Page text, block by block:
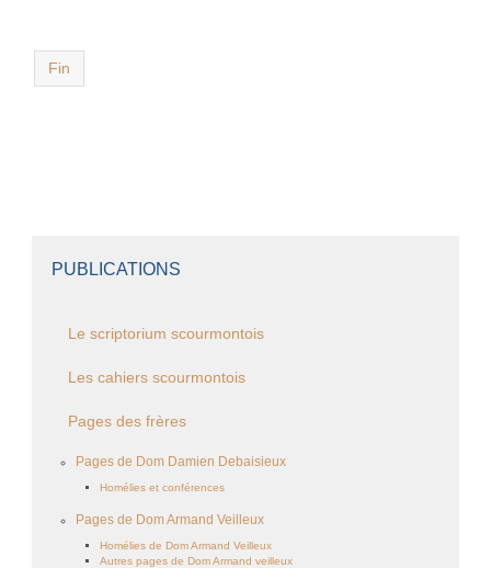
Fin
PUBLICATIONS
Le scriptorium scourmontois
Les cahiers scourmontois
Pages des frères
Pages de Dom Damien Debaisieux
Homélies et conférences
Pages de Dom Armand Veilleux
Homélies de Dom Armand Veilleux
Autres pages de Dom Armand veilleux